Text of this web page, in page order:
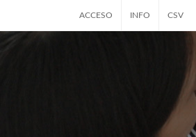
ACCESO INFO CSV